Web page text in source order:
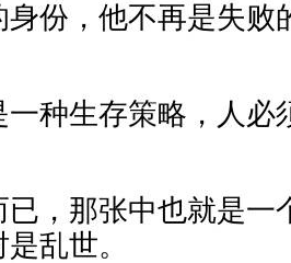
份，他不再是失败
种生存策略，人必
已，那张中也就是一
乱世。